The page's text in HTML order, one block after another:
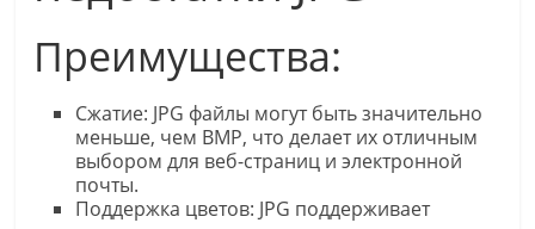
Преимущества:
Сжатие: JPG файлы могут быть значительно
меньше, чем BMP, что делает их отличным
выбором для веб-страниц и электронной
почты.
Поддержка цветов: JPG поддерживает